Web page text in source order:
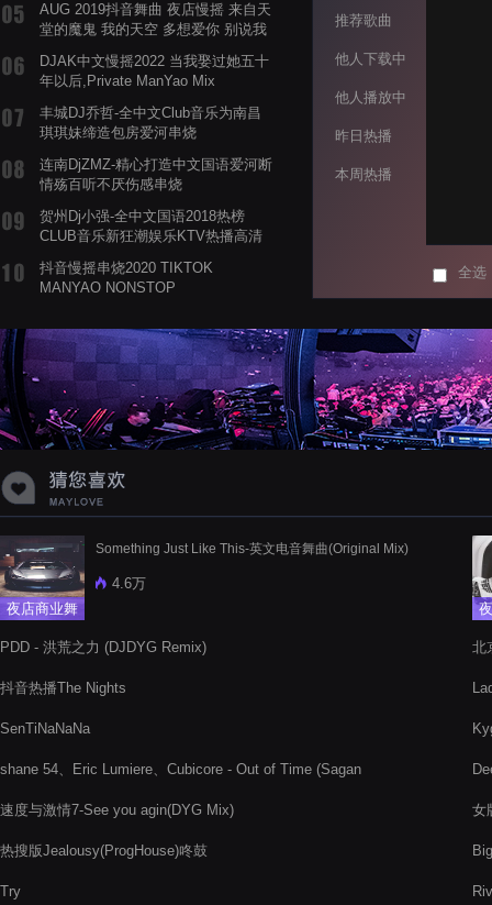
AUG 2019抖音舞曲 夜店慢摇 来自天
堂的魔鬼 我的天空 多想爱你 别说我
DJAK中文慢摇2022 当我娶过她五十
年以后,Private ManYao Mix
丰城DJ乔哲-全中文Club音乐为南昌
琪琪妹缔造包房爱河串烧
连南DjZMZ-精心打造中文国语爱河断
情殇百听不厌伤感串烧
贺州Dj小强-全中文国语2018热榜
CLUB音乐新狂潮娱乐KTV热播高清
抖音慢摇串烧2020 TIKTOK
MANYAO NONSTOP
蝉爸爸妈妈爱存在夏天的风是想你的
声音啊
推荐歌曲
他人下载中
他人播放中
昨日热播
本周热播
全选
夜店商业舞
Something Just Like This-英文电音舞曲(Original Mix)
4.6万
PDD - 洪荒之力 (DJDYG Remix)
抖音热播The Nights
SenTiNaNaNa
shane 54、Eric Lumiere、Cubicore - Out of Time (Sagan
速度与激情7-See you agin(DYG Mix)
热搜版Jealousy(ProgHouse)咚鼓
Try
北
女